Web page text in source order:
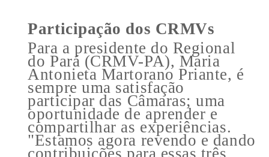
Participação dos CRMVs
Para a presidente do Regional
do Pará (CRMV-PA), Maria
Antonieta Martorano Priante, é
sempre uma satisfação
participar das Câmaras; uma
oportunidade de aprender e
compartilhar as experiências.
"Estamos agora revendo e dando
contribuições para essas três